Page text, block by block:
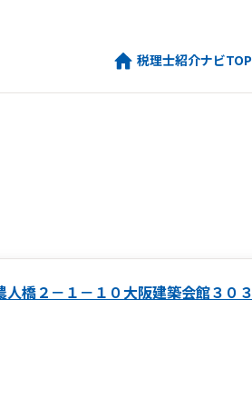
税理士紹介ナビTOP
橋２－１－１０大阪建築会館３０３